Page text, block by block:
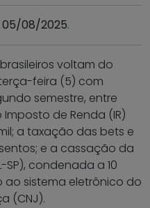
05/08/2025.
voltam do
feira (5) com
semestre, entre
de Renda (IR)
a taxação das bets e
e a cassação da
condenada a 10
ao sistema eletrônico do
(CNJ).